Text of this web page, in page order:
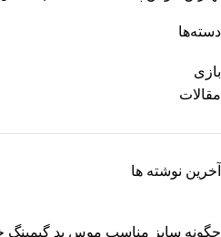
دسته‌ها
بازی
مقالات
آخرین نوشته ها
چگونه سایز مناسب موس پد گیمینگ